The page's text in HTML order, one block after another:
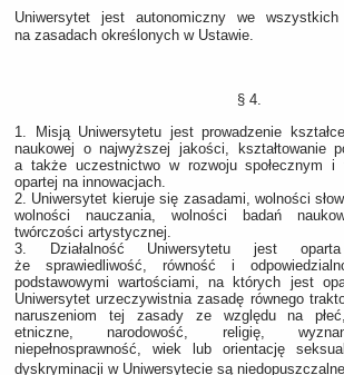
Uniwersytet jest autonomiczny we wszystkich
na zasadach określonych w Ustawie.
§ 4.
1. Misją Uniwersytetu jest prowadzenie
naukowej o najwyższej jakości, kształtowanie
a także uczestnictwo w rozwoju społecznym i
opartej na innowacjach.
2. Uniwersytet kieruje się zasadami, wolności
wolności nauczania, wolności badań
twórczości artystycznej.
3. Działalność Uniwersytetu jest
że sprawiedliwość, równość i
podstawowymi wartościami, na których jest
Uniwersytet urzeczywistnia zasadę równego
naruszeniom tej zasady ze względu na
etniczne, narodowość, religię,
niepełnosprawność, wiek lub orientację
dyskryminacji w Uniwersytecie są